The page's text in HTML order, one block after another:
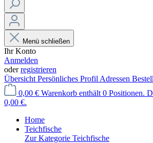
Menü schließen
Ihr Konto
Anmelden
oderregistrieren
Übersicht Persönliches Profil Adressen
0,00 € Warenkorb enthält 0 Positionen.
0,00 €.
Home
Teichfische
Zur Kategorie Teichfische